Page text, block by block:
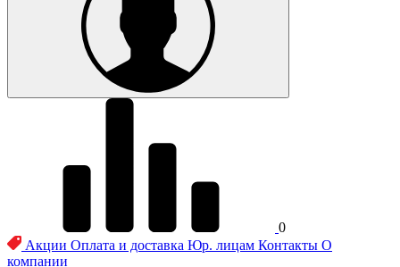
0
Акции Оплата и доставка Юр. лицам Контакты О
компании